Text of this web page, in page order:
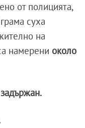
от полицията,
суха
на
намерени около
задържан.